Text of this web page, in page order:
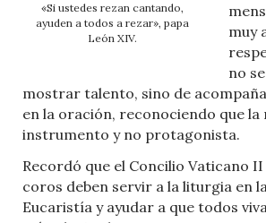
«Si ustedes rezan cantando,
ayuden a todos a rezar», papa
León XIV.
muy
no
mostrar talento, sino de
en la oración, reconociendo que la
instrumento y no protagonista.
Recordó que el Concilio Vaticano
coros deben servir a la liturgia en
Eucaristía y ayudar a que todos